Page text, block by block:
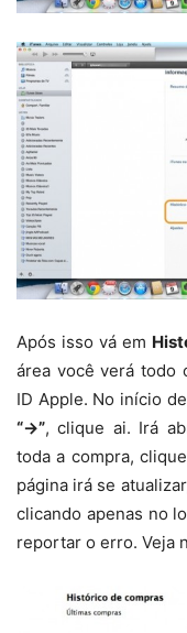
Após isso vá em
área você verá todo
ID Apple. No início
“->”, clique ai. Irá
toda a compra,
página irá se
clicando apenas no
reportar o erro. Veja